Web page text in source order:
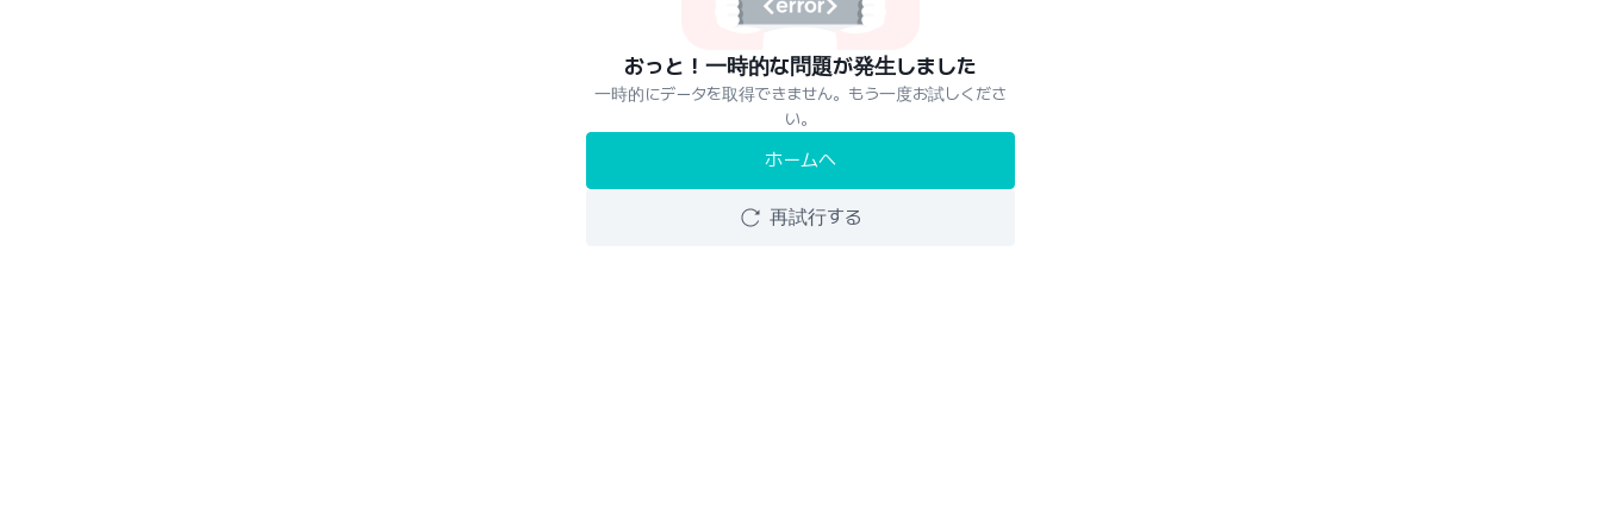
おっと！一時的な問題が発生しました
一時的にデータを取得できません。もう一度お試しくださ
い。
ホームへ
再試行する